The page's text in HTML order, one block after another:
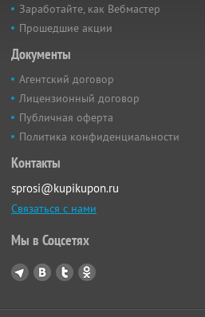
Заработайте, как Вебмастер
Прошедшие акции
Документы
Агентский договор
Лицензионный договор
Публичная оферта
Политика конфиденциальности
Контакты
sprosi@kupikupon.ru
Связаться с нами
Мы в Соцсетях